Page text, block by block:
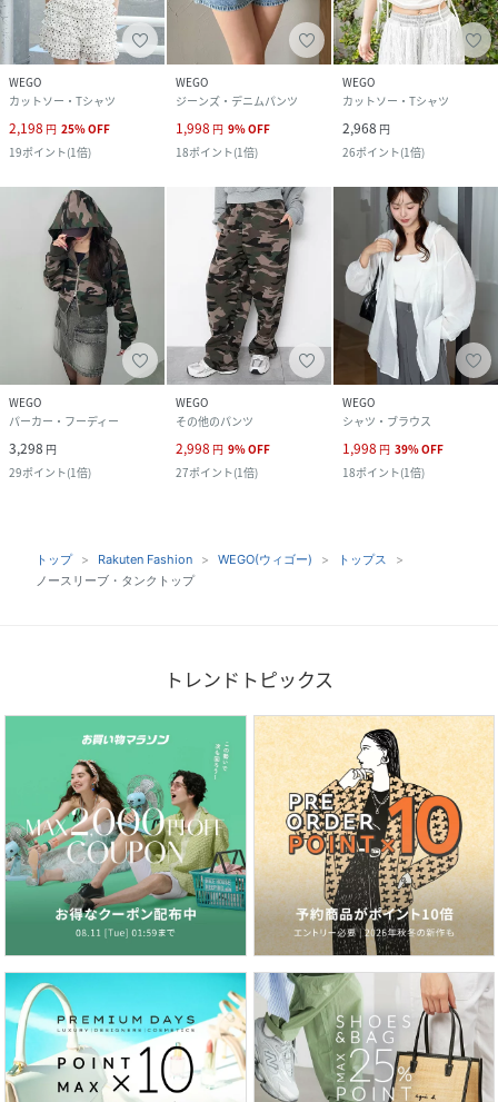
WEGO
カットソー・Tシャツ
2,198 円 25%OFF
19ポイント(1倍)
WEGO
ジーンズ・デニムパンツ
1,998 円 9%OFF
18ポイント(1倍)
WEGO
カットソー・Tシャツ
2,968 円
26ポイント(1倍)
WEGO
パーカー・フーディー
3,298 円
29ポイント(1倍)
WEGO
その他のパンツ
2,998 円 9%OFF
27ポイント(1倍)
WEGO
シャツ・ブラウス
1,998 円 39%OFF
18ポイント(1倍)
トップ Rakuten Fashion WEGO(ウィゴー)
トップス
ノースリーブ・タンクトップ
トレンドトピックス